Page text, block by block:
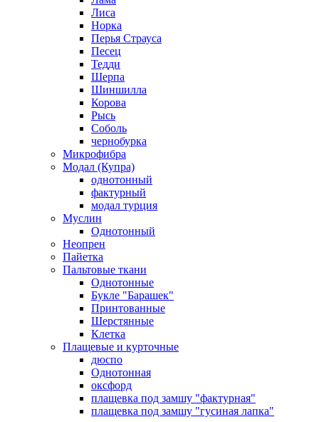
Лиса
Норка
Перья Страуса
Песец
Тедди
Шерпа
Шиншилла
Корова
Рысь
Соболь
чернобурка
Микрофибра
Модал (Купра)
однотонный
фактурный
модал турция
Муслин
Однотонный
Неопрен
Пайетка
Пальтовые ткани
Однотонные
Букле "Барашек"
Принтованные
Шерстянные
Клетка
Плащевые и курточные
дюспо
Однотонная
оксфорд
плащевка под замшу "фактурная"
плащевка под замшу "гусиная лапка"